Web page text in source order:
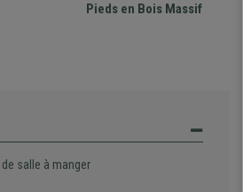
Pieds en Bois Massif
de salle à manger